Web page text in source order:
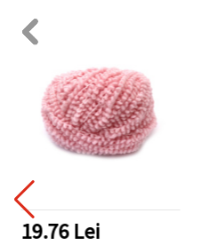
19.76 Lei